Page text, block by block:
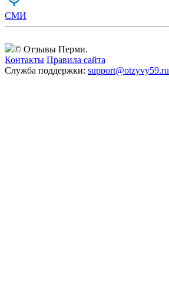
СМИ
© Отзывы Перми.
Контакты Правила сайта
Служба поддержки: support@otzyvy59.ru